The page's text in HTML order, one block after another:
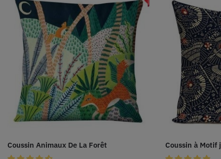
Coussin Animaux De La Forêt Coussin à Motif